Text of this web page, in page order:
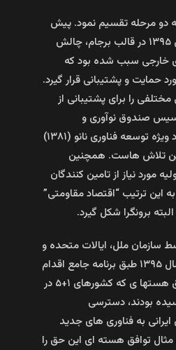
دو مرحله تقسیم نمود. پیش
از لغو تحریم ها در سال ۱۳۹۵ در قالب برجام، چالش
خارجی سبب شده بود که
حمایت و پشتیبانی قرار گیرد.
را برای پشتیبانی از
صندوق نوآوری و
شکوفایی (۱۳۹۱) و ستاد ویژه توسعه فناوری نانو (۱۳۸۱)
تلاش هاست. همچنین
مورد نیاز از تامین کنندگان
این ترتیب “اقتصاد مقاومتی”
برونگرا شکل گیرد.
سازمان ملل، ایالات متحده و
اتحادیه اروپا در اوایل سال ۱۳۹۵ طبق برنامه جامع اقدام
مشترک (برجام) و توافق هستها ی که کشورهای ۱+۵ در
بودند، دسترسی
به فناوری های جدید
توافق هسته ای این حق را